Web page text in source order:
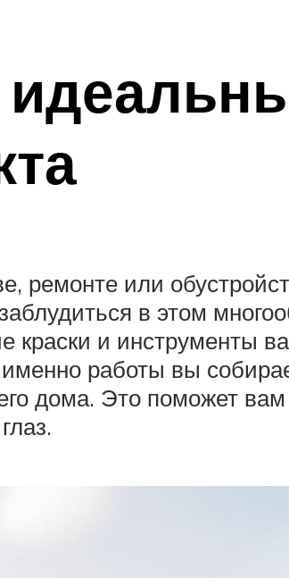
ремонте или
в этом
краски и инструменты
работы вы
дома. Это поможет